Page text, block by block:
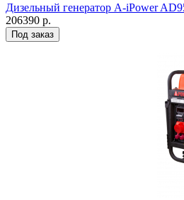
Дизельный генератор A-iPower
206390 р.
Под заказ